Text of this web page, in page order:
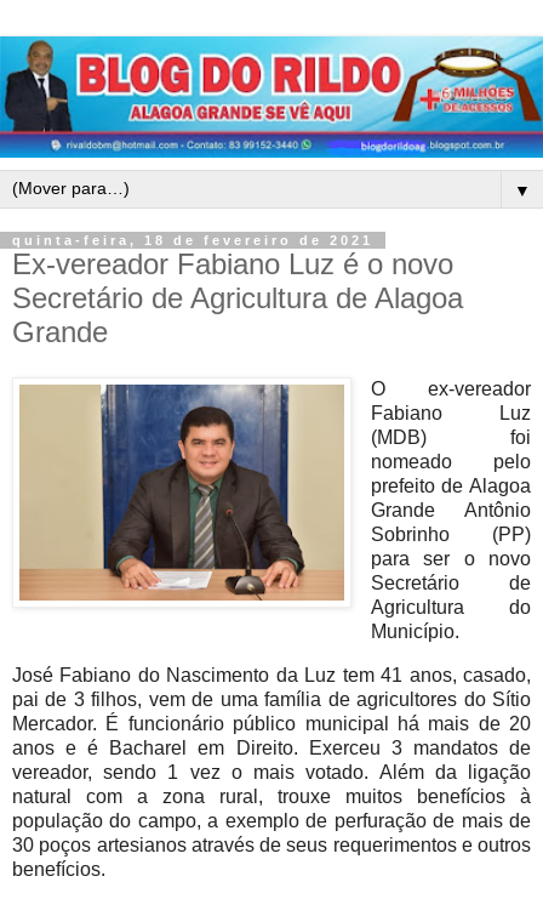
▼
quinta-feira, 18 de fevereiro de 2021
Ex-vereador Fabiano Luz é o novo
Secretário de Agricultura de Alagoa
Grande
O ex-vereador
Fabiano Luz
(MDB) foi
nomeado pelo
prefeito de Alagoa
Grande Antônio
Sobrinho (PP)
para ser o novo
Secretário de
Agricultura do
Município.
José Fabiano do Nascimento da Luz tem 41 anos, casado,
pai de 3 filhos, vem de uma família de agricultores do Sítio
Mercador. É funcionário público municipal há mais de 20
anos e é Bacharel em Direito. Exerceu 3 mandatos de
vereador, sendo 1 vez o mais votado. Além da ligação
natural com a zona rural, trouxe muitos benefícios à
população do campo, a exemplo de perfuração de mais de
30 poços artesianos através de seus requerimentos e outros
benefícios.